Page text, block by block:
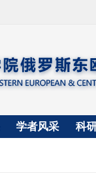
学者风采 科